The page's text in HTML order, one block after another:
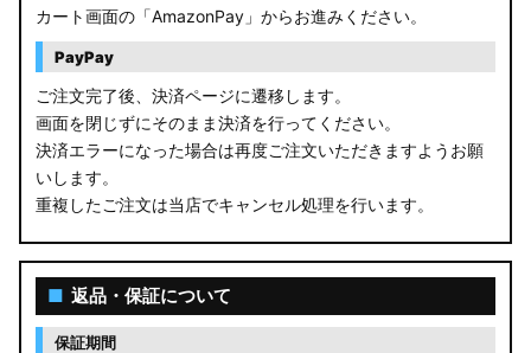
カート画面の「AmazonPay」からお進みください。
PayPay
ご注文完了後、決済ページに遷移します。
画面を閉じずにそのまま決済を行ってください。
決済エラーになった場合は再度ご注文いただきますようお願
いします。
重複したご注文は当店でキャンセル処理を行います。
■ 返品・保証について
保証期間